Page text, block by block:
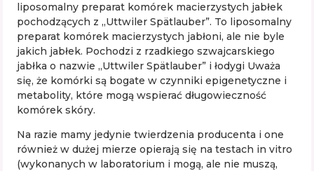
liposomalny preparat komórek macierzystych jabłek
pochodzących z „Uttwiler Spätlauber”. To liposomalny
preparat komórek macierzystych jabłoni, ale nie byle
jakich jabłek. Pochodzi z rzadkiego szwajcarskiego
jabłka o nazwie „Uttwiler Spätlauber” i łodygi Uważa
się, że komórki są bogate w czynniki epigenetyczne i
metabolity, które mogą wspierać długowieczność
komórek skóry.
Na razie mamy jedynie twierdzenia producenta i one
również w dużej mierze opierają się na testach in vitro
(wykonanych w laboratorium i mogą, ale nie muszą,